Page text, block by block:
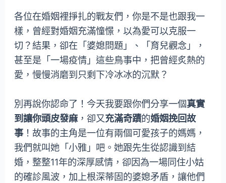
各位在婚姻裡掙扎的戰友們，你是不是也跟我一
樣，曾經對婚姻充滿憧憬，以為愛可以克服一
切？結果，卻在「婆媳問題」、「育兒觀念」，
甚至是「一場疫情」這些鳥事中，把曾經炙熱的
愛，慢慢消磨到只剩下冷冰冰的沉默？
別再說你認命了！今天我要跟你們分享一個真實
到讓你頭皮發麻，卻又充滿奇蹟的婚姻挽回故
事！故事的主角是一位有兩個可愛孩子的媽媽，
我們就叫她「小雅」吧。她跟先生從認識到結
婚，整整11年的深厚感情，卻因為一場同住小姑
的確診風波，加上根深蒂固的婆媳矛盾，讓他們